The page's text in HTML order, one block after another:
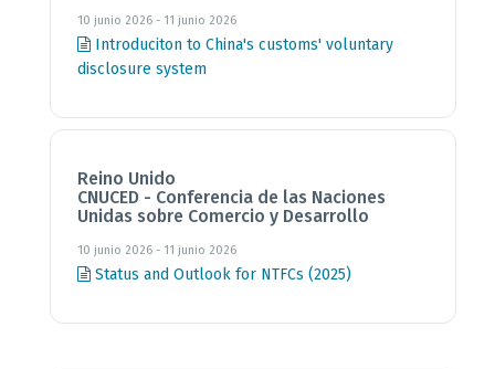
10 junio 2026 - 11 junio 2026
Introduciton to China's customs' voluntary
disclosure system
Reino Unido
CNUCED - Conferencia de las Naciones
Unidas sobre Comercio y Desarrollo
10 junio 2026 - 11 junio 2026
Status and Outlook for NTFCs (2025)